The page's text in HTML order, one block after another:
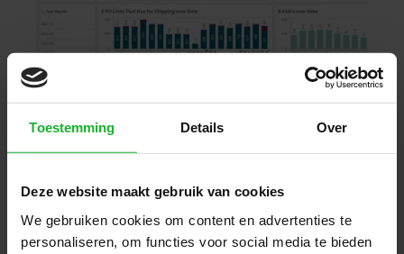
Toestemming Details Over
Deze website maakt gebruik van cookies
We gebruiken cookies om content en advertenties te
personaliseren, om functies voor social media te bieden
Hoe waardevol is dit voor
jouw bedrijf?
Hoe meer applicaties uw bedrijf gebruikt op
ons platform, hoe nuttiger de SCM Dashboards